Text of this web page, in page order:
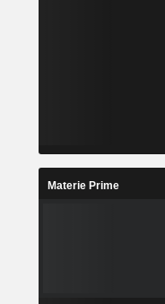
Materie Prime